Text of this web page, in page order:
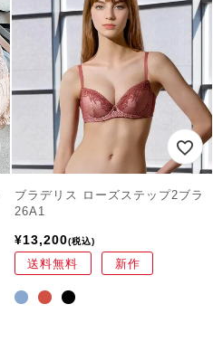
ブラデリス ローズステップ2ブラ
26A1
¥13,200 税込
送料無料 新作